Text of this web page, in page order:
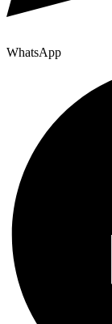
WhatsApp